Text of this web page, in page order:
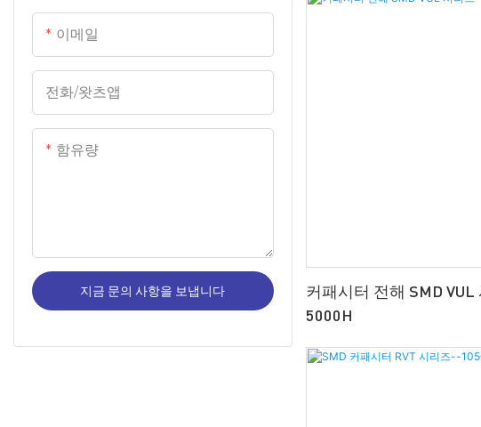
나사 단자 알루미늄 전해 커패시
터
이메일
전화/왓츠앱
함유량
지금 문의 사항을 보냅니다
커패시터 전해 SMD
5000H